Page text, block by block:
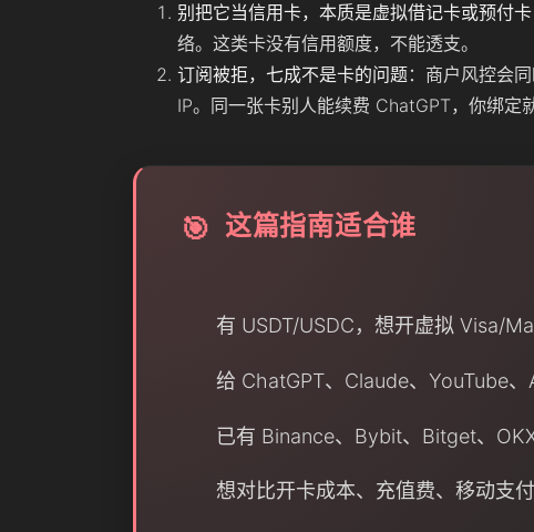
别把它当信用卡，本质是虚拟借记卡或预付卡
络。这类卡没有信用额度，不能透支。
订阅被拒，七成不是卡的问题：商户风控会
IP。同一张卡别人能续费 ChatGPT，你绑定
🎯 这篇指南适合谁
有 USDT/USDC，想开虚拟 Visa/
给 ChatGPT、Claude、YouTube
已有 Binance、Bybit、Bitget、
想对比开卡成本、充值费、移动支